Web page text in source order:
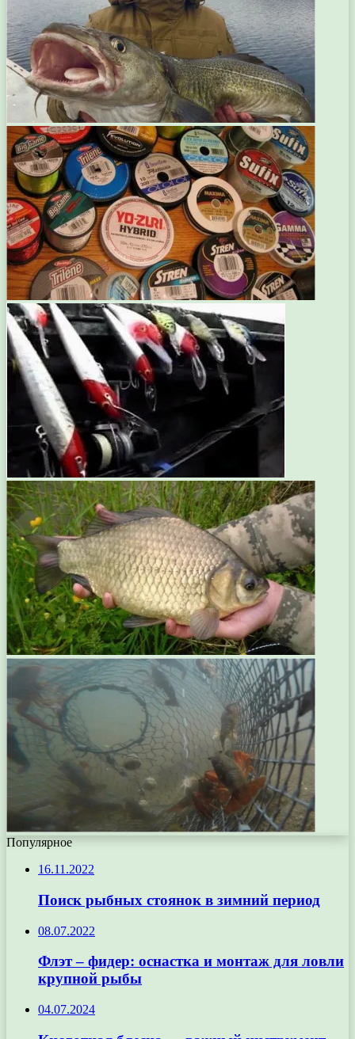
Популярное
16.11.2022
Поиск рыбных стоянок в зимний период
08.07.2022
Флэт – фидер: оснастка и монтаж для ловли
крупной рыбы
04.07.2024